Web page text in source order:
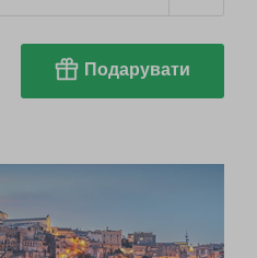
Подарувати